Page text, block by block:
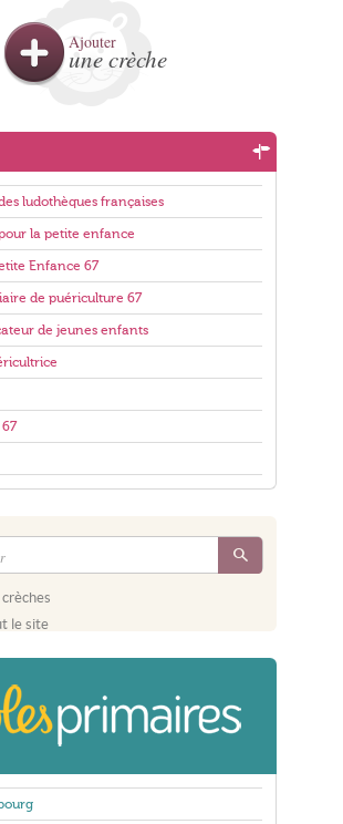
Ajouter
une crèche
ludothèques françaises
la petite enfance
Enfance 67
de puériculture 67
de jeunes enfants
le site